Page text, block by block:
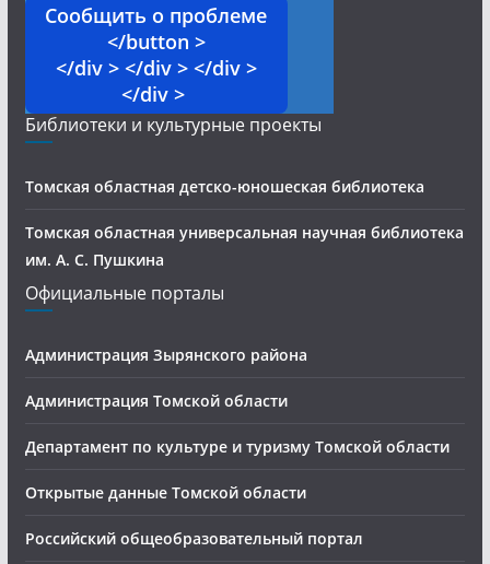
Сообщить о проблеме
</button >
</div > </div > </div >
</div >
Библиотеки и культурные проекты
Томская областная детско-юношеская библиотека
Томская областная универсальная научная библиотека
им. А. С. Пушкина
Официальные порталы
Администрация Зырянского района
Администрация Томской области
Департамент по культуре и туризму Томской области
Открытые данные Томской области
Российский общеобразовательный портал